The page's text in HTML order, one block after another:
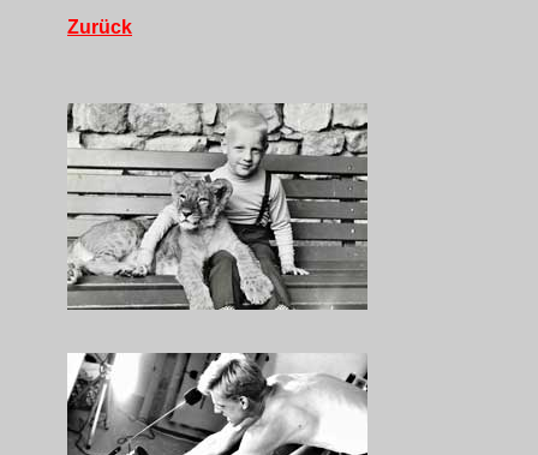
Zurück